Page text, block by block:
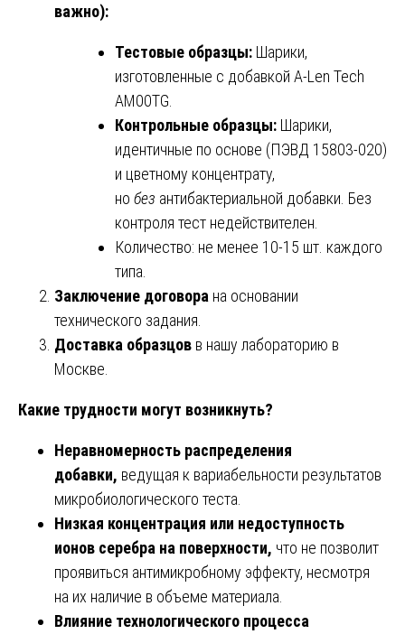
важно):
Тестовые образцы: Шарики,
изготовленные с добавкой A-Len Tech
AM00TG.
Контрольные образцы: Шарики,
идентичные по основе (ПЭВД 15803-020)
и цветному концентрату,
но без антибактериальной добавки. Без
контроля тест недействителен.
Количество: не менее 10-15 шт. каждого
типа.
Заключение договора на основании
технического задания.
Доставка образцов в нашу лабораторию в
Москве.
Какие трудности могут возникнуть?
Неравномерность распределения
добавки, ведущая к вариабельности результатов
микробиологического теста.
Низкая концентрация или недоступность
ионов серебра на поверхности, что не позволит
проявиться антимикробному эффекту, несмотря
на их наличие в объеме материала.
Влияние технологического процесса